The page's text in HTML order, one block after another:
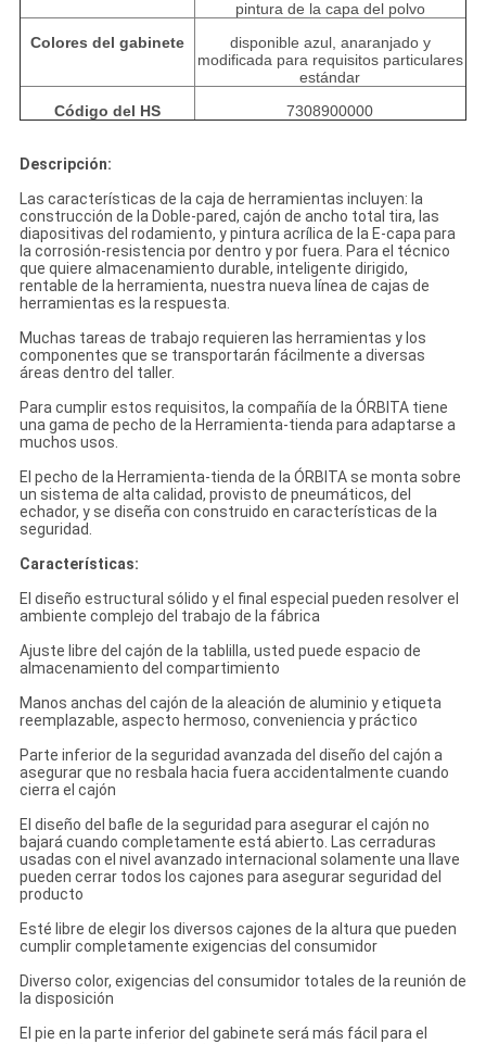
pintura de la capa del polvo
Colores del gabinete
disponible azul, anaranjado y
modificada para requisitos particulares
estándar
Código del HS
7308900000
Descripción:
Las características de la caja de herramientas incluyen: la
construcción de la Doble-pared, cajón de ancho total tira, las
diapositivas del rodamiento, y pintura acrílica de la E-capa para
la corrosión-resistencia por dentro y por fuera. Para el técnico
que quiere almacenamiento durable, inteligente dirigido,
rentable de la herramienta, nuestra nueva línea de cajas de
herramientas es la respuesta.
Muchas tareas de trabajo requieren las herramientas y los
componentes que se transportarán fácilmente a diversas
áreas dentro del taller.
Para cumplir estos requisitos, la compañía de la ÓRBITA tiene
una gama de pecho de la Herramienta-tienda para adaptarse a
muchos usos.
El pecho de la Herramienta-tienda de la ÓRBITA se monta sobre
un sistema de alta calidad, provisto de pneumáticos, del
echador, y se diseña con construido en características de la
seguridad.
Características:
El diseño estructural sólido y el final especial pueden resolver el
ambiente complejo del trabajo de la fábrica
Ajuste libre del cajón de la tablilla, usted puede espacio de
almacenamiento del compartimiento
Manos anchas del cajón de la aleación de aluminio y etiqueta
reemplazable, aspecto hermoso, conveniencia y práctico
Parte inferior de la seguridad avanzada del diseño del cajón a
asegurar que no resbala hacia fuera accidentalmente cuando
cierra el cajón
El diseño del bafle de la seguridad para asegurar el cajón no
bajará cuando completamente está abierto. Las cerraduras
usadas con el nivel avanzado internacional solamente una llave
pueden cerrar todos los cajones para asegurar seguridad del
producto
Esté libre de elegir los diversos cajones de la altura que pueden
cumplir completamente exigencias del consumidor
Diverso color, exigencias del consumidor totales de la reunión de
la disposición
El pie en la parte inferior del gabinete será más fácil para el